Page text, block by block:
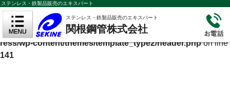
Warning
: Undefined variable $cf_description in
/home/sekinekokank/sekinekokan.co.jp/public_html/wordp
ress/wp-content/themes/template_type2/header.phpon line
141
ステンレス・鉄製品販売のエキスパート
ステンレス・鉄製品販売のエキスパート
関根鋼管株式会社